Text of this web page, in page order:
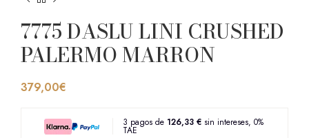
7775 DASLU LINI CRUSHED
PALERMO MARRON
379,00€
3 pagos de 126,33 €sin intereses, 0%
TAE